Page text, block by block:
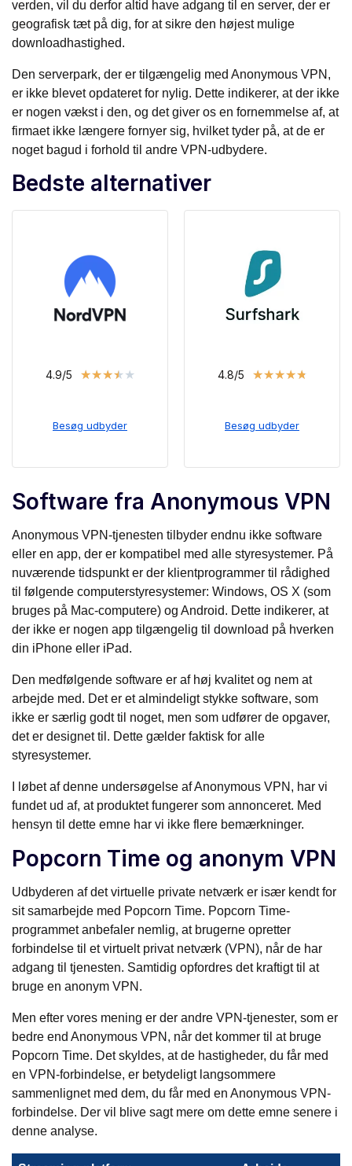
verden, vil du derfor altid have adgang til en server, der er
geografisk tæt på dig, for at sikre den højest mulige
downloadhastighed.
Den serverpark, der er tilgængelig med Anonymous VPN,
er ikke blevet opdateret for nylig. Dette indikerer, at der ikke
er nogen vækst i den, og det giver os en fornemmelse af, at
firmaet ikke længere fornyer sig, hvilket tyder på, at de er
noget bagud i forhold til andre VPN-udbydere.
Bedste alternativer
4.9/5 ★★★★★
Besøg udbyder
4.8/5 ★★★★★
Besøg udbyder
Software fra Anonymous VPN
Anonymous VPN-tjenesten tilbyder endnu ikke software
eller en app, der er kompatibel med alle styresystemer. På
nuværende tidspunkt er der klientprogrammer til rådighed
til følgende computerstyresystemer: Windows, OS X (som
bruges på Mac-computere) og Android. Dette indikerer, at
der ikke er nogen app tilgængelig til download på hverken
din iPhone eller iPad.
Den medfølgende software er af høj kvalitet og nem at
arbejde med. Det er et almindeligt stykke software, som
ikke er særlig godt til noget, men som udfører de opgaver,
det er designet til. Dette gælder faktisk for alle
styresystemer.
I løbet af denne undersøgelse af Anonymous VPN, har vi
fundet ud af, at produktet fungerer som annonceret. Med
hensyn til dette emne har vi ikke flere bemærkninger.
Popcorn Time og anonym VPN
Udbyderen af det virtuelle private netværk er især kendt for
sit samarbejde med Popcorn Time. Popcorn Time-
programmet anbefaler nemlig, at brugerne opretter
forbindelse til et virtuelt privat netværk (VPN), når de har
adgang til tjenesten. Samtidig opfordres det kraftigt til at
bruge en anonym VPN.
Men efter vores mening er der andre VPN-tjenester, som er
bedre end Anonymous VPN, når det kommer til at bruge
Popcorn Time. Det skyldes, at de hastigheder, du får med
en VPN-forbindelse, er betydeligt langsommere
sammenlignet med dem, du får med en Anonymous VPN-
forbindelse. Der vil blive sagt mere om dette emne senere i
denne analyse.